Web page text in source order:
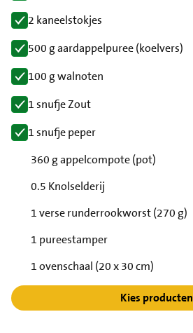
2 kaneelstokjes
500 g aardappelpuree (koelvers)
100 g walnoten
1 snufje Zout
1 snufje peper
360 g appelcompote (pot)
0.5 Knolselderij
1 verse runderrookworst (270 g)
1 pureestamper
1 ovenschaal (20 x 30 cm)
Kies producten